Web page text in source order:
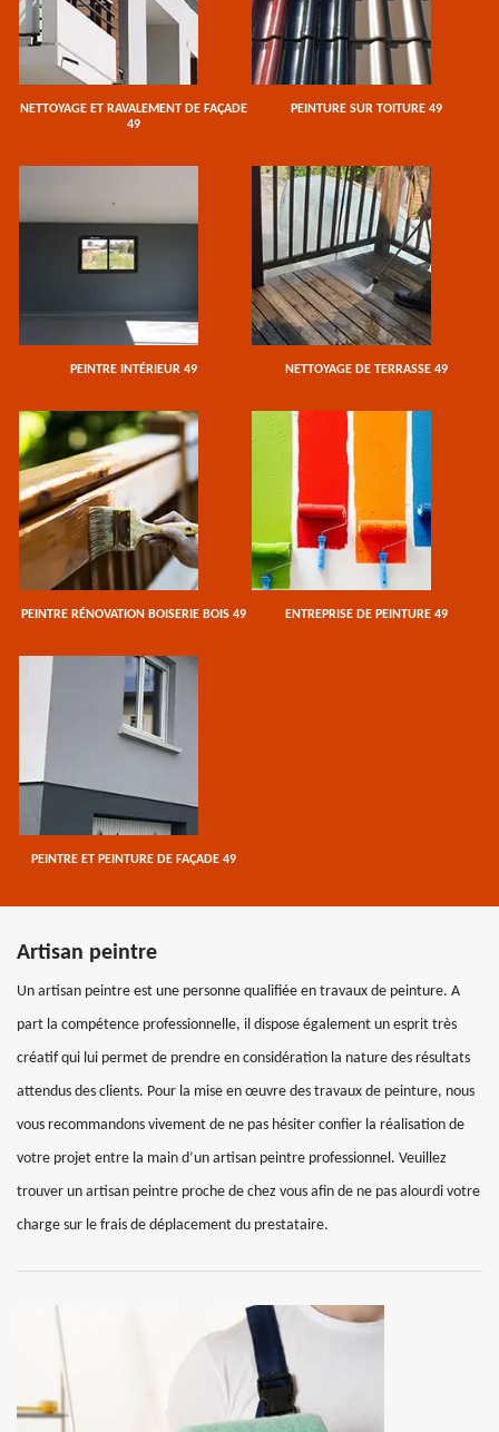
NETTOYAGE ET RAVALEMENT DE FAÇADE
49
PEINTURE SUR TOITURE 49
PEINTRE INTÉRIEUR 49 NETTOYAGE DE TERRASSE 49
PEINTRE RÉNOVATION BOISERIE BOIS 49 ENTREPRISE DE PEINTURE 49
PEINTRE ET PEINTURE DE FAÇADE 49
Artisan peintre
Un artisan peintre est une personne qualifiée en travaux de peinture. A
part la compétence professionnelle, il dispose également un esprit très
créatif qui lui permet de prendre en considération la nature des résultats
attendus des clients. Pour la mise en œuvre des travaux de peinture, nous
vous recommandons vivement de ne pas hésiter confier la réalisation de
votre projet entre la main d’un artisan peintre professionnel. Veuillez
trouver un artisan peintre proche de chez vous afin de ne pas alourdi votre
charge sur le frais de déplacement du prestataire.